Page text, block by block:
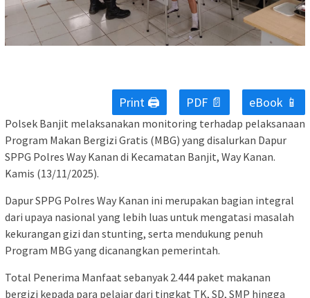
Print 🖨 PDF 📄 eBook 📱
Polsek Banjit melaksanakan monitoring terhadap pelaksanaan
Program Makan Bergizi Gratis (MBG) yang disalurkan Dapur
SPPG Polres Way Kanan di Kecamatan Banjit, Way Kanan.
Kamis (13/11/2025).
Dapur SPPG Polres Way Kanan ini merupakan bagian integral
dari upaya nasional yang lebih luas untuk mengatasi masalah
kekurangan gizi dan stunting, serta mendukung penuh
Program MBG yang dicanangkan pemerintah.
Total Penerima Manfaat sebanyak 2.444 paket makanan
bergizi kepada para pelajar dari tingkat TK, SD, SMP hingga